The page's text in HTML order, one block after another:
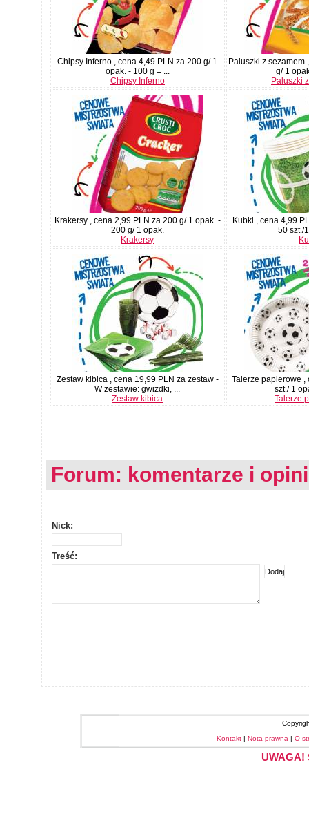
Chipsy Inferno , cena 4,49 PLN za 200 g/ 1
opak. - 100 g = ...
Chipsy Inferno
Paluszki z sezamem
g/ 1
Paluszki
Krakersy , cena 2,99 PLN za 200 g/ 1 opak. -
200 g/ 1 opak.
Krakersy
Kubki , cena 4,99
50 szt./
Zestaw kibica , cena 19,99 PLN za zestaw -
W zestawie: gwizdki, ...
Zestaw kibica
Talerze papierowe ,
szt./ 1
Talerze
Forum: komentarze i
Nick:
Treść:
Kontakt
Nota prawna O
UWAGA!